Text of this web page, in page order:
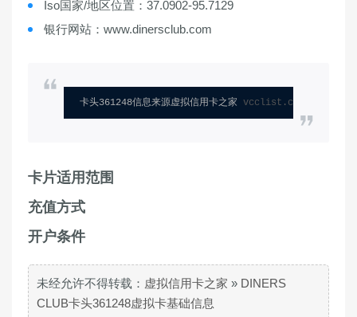
Iso国家/地区位置：37.0902-95.7129
银行网站：www.dinersclub.com
卡头361248信息来源虚拟信用卡之家 vcclist.com
卡片适用范围
充值方式
开户条件
未经允许不得转载： 虚拟信用卡之家 » DINERS
CLUB卡头361248虚拟卡基础信息